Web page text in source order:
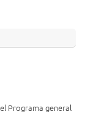
Programa general